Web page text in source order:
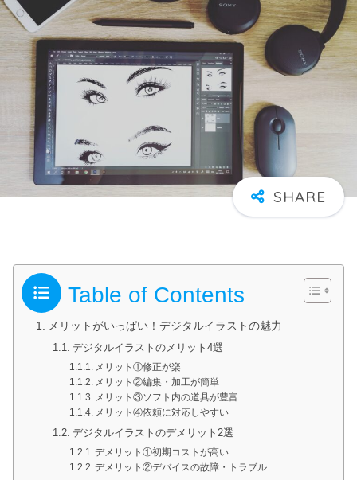
Table of Contents
メリットがいっぱい！デジタルイラストの魅力
デジタルイラストのメリット4選
メリット①修正が楽
メリット②編集・加工が簡単
メリット③ソフト内の道具が豊富
メリット④依頼に対応しやすい
デジタルイラストのデメリット2選
デメリット①初期コストが高い
デメリット②デバイスの故障・トラブル